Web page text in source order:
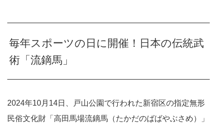
毎年スポーツの日に開催！日本の伝統武
術「流鏑馬」
2024年10月14日、戸山公園で行われた新宿区の指定無形
民俗文化財「高田馬場流鏑馬（たかだのばばやぶさめ）」